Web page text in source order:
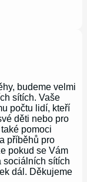
budeme velmi
sítích. Vaše
počtu lidí, kteří
děti nebo pro
pomoci
příběhů pro
pokud se Vám
sociálních sítích
dál. Děkujeme